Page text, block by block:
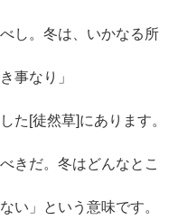
し。冬は、いかなる所
事なり」
た[徒然草]にあります。
きだ。冬はどんなとこ
い」という意味です。